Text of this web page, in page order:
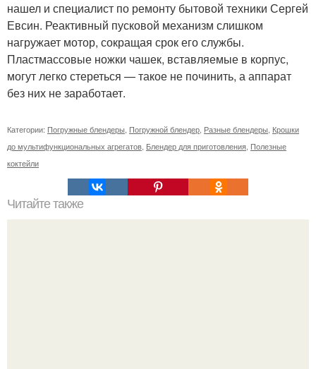
нашел и специалист по ремонту бытовой техники Сергей
Евсин. Реактивный пусковой механизм слишком
нагружает мотор, сокращая срок его службы.
Пластмассовые ножки чашек, вставляемые в корпус,
могут легко стереться — такое не починить, а аппарат
без них не заработает.
Категории: Погружные блендеры Погружной блендер Разные блендеры Крошки
до мультифункциональных агрегатов Блендер для приготовления Полезные
коктейли
Читайте также